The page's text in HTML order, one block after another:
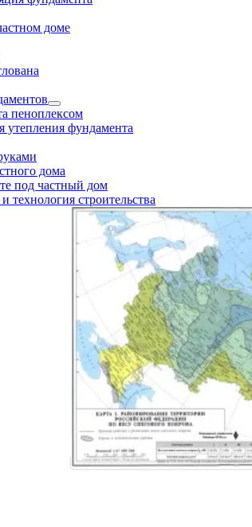
доме
пеноплексом
утепления фундамента
дома
под частный дом
строительства